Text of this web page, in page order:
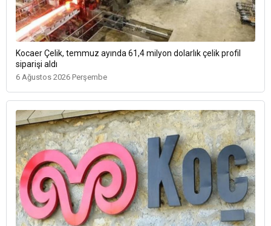
Kocaer Çelik, temmuz ayında 61,4 milyon dolarlık çelik profil
siparişi aldı
6 Ağustos 2026 Perşembe